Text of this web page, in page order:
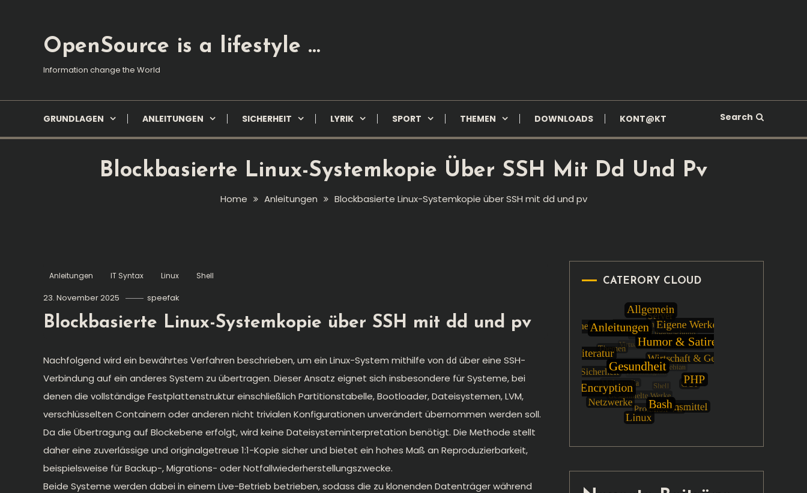
OpenSource is a lifestyle …
Information change the World
GRUNDLAGEN ANLEITUNGEN SICHERHEIT LYRIK SPORT THEMEN DOWNLOADS KONT@KT Search
Blockbasierte Linux-Systemkopie Über SSH Mit Dd Und Pv
Home Anleitungen Blockbasierte Linux-Systemkopie über SSH mit dd und pv
Anleitungen IT Syntax Linux Shell
23. November 2025 speefak
Blockbasierte Linux-Systemkopie über SSH mit dd und pv
Nachfolgend wird ein bewährtes Verfahren beschrieben, um ein Linux-System mithilfe von dd über eine SSH-
Verbindung auf ein anderes System zu übertragen. Dieser Ansatz eignet sich insbesondere für Systeme, bei
denen die vollständige Festplattenstruktur einschließlich Partitionstabelle, Bootloader, Dateisystemen, LVM,
verschlüsselten Containern oder anderen nicht trivialen Konfigurationen unverändert übernommen werden soll.
Da die Übertragung auf Blockebene erfolgt, wird keine Dateisysteminterpretation benötigt. Die Methode stellt
daher eine zuverlässige und originalgetreue 1:1-Kopie sicher und bietet ein hohes Maß an Reproduzierbarkeit,
beispielsweise für Backup-, Migrations- oder Notfallwiederherstellungszwecke.
Beide Systeme werden dabei in einem Live-Betrieb betrieben, sodass die zu klonenden Datenträger während
CATERORY CLOUD